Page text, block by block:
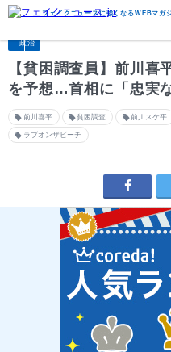
フェイクニュースに強くなるWEBマガ
政治 【貧困調査員】前川喜平氏が菅政権
政治
【貧困調査員】前川喜
を予想…首相に「忠実
前川喜平 貧困調査 前川スケ平
ラブオンザビーチ